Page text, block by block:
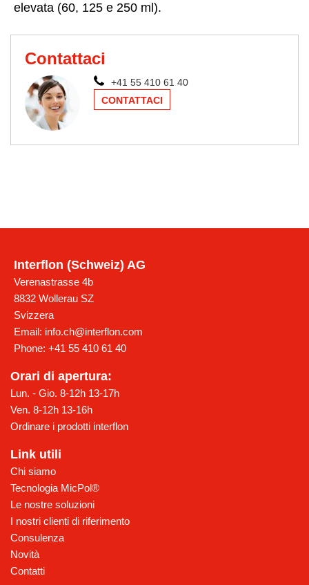
elevata (60, 125 e 250 ml).
Contattaci
+41 55 410 61 40
CONTATTACI
Interflon (Schweiz) AG
Verenastrasse 4b
8832 Wollerau SZ
Svizzera
Email: info.ch@interflon.com
Phone: +41 55 410 61 40
Orari di apertura:
Lun. - Gio. 8-12h 13-17h
Ven. 8-12h 13-16h
Ordinare i prodotti interflon
Link utili
Chi siamo
Tecnologia MicPol®
Le nostre soluzioni
I nostri clienti di riferimento
Consulenza
Novità
Contatti